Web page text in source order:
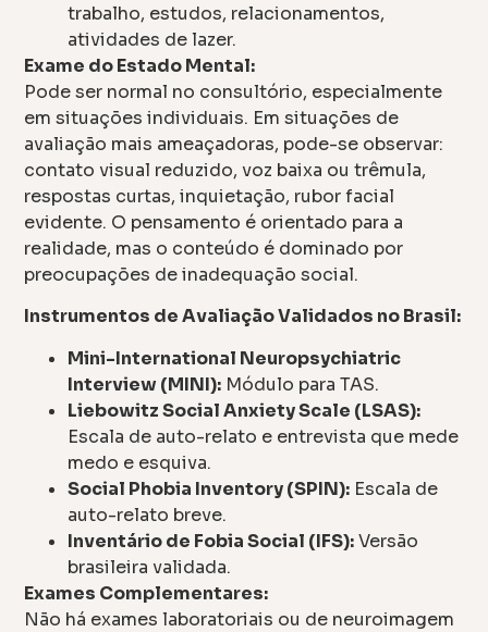
trabalho, estudos, relacionamentos,
atividades de lazer.
Exame do Estado Mental:
Pode ser normal no consultório, especialmente
em situações individuais. Em situações de
avaliação mais ameaçadoras, pode-se observar:
contato visual reduzido, voz baixa ou trêmula,
respostas curtas, inquietação, rubor facial
evidente. O pensamento é orientado para a
realidade, mas o conteúdo é dominado por
preocupações de inadequação social.
Instrumentos de Avaliação Validados no Brasil:
Mini-International Neuropsychiatric
Interview (MINI): Módulo para TAS.
Liebowitz Social Anxiety Scale (LSAS):
Escala de auto-relato e entrevista que mede
medo e esquiva.
Social Phobia Inventory (SPIN): Escala de
auto-relato breve.
Inventário de Fobia Social (IFS):Versão
brasileira validada.
Exames Complementares:
Não há exames laboratoriais ou de neuroimagem